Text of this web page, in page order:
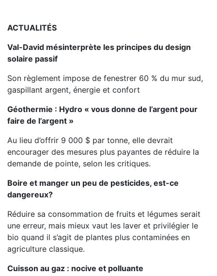
ACTUALITÉS
Val-David mésinterprète les principes du design
solaire passif
Son règlement impose de fenestrer 60 % du mur sud,
gaspillant argent, énergie et confort
Géothermie : Hydro « vous donne de l’argent pour
faire de l’argent »
Au lieu d’offrir 9 000 $ par tonne, elle devrait
encourager des mesures plus payantes de réduire la
demande de pointe, selon les critiques.
Boire et manger un peu de pesticides, est-ce
dangereux?
Réduire sa consommation de fruits et légumes serait
une erreur, mais mieux vaut les laver et privilégier le
bio quand il s’agit de plantes plus contaminées en
agriculture classique.
Cuisson au gaz : nocive et polluante